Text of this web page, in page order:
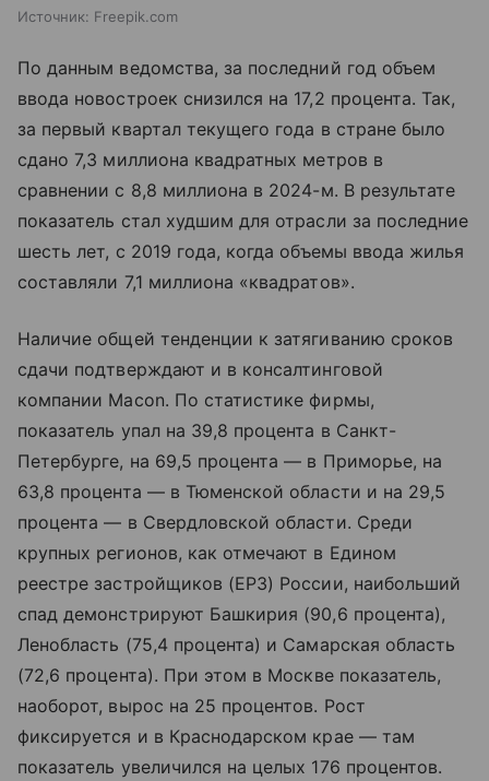
Источник: Freepik.com
По данным ведомства, за последний год объем
ввода новостроек снизился на 17,2 процента. Так,
за первый квартал текущего года в стране было
сдано 7,3 миллиона квадратных метров в
сравнении с 8,8 миллиона в 2024-м. В результате
показатель стал худшим для отрасли за последние
шесть лет, с 2019 года, когда объемы ввода жилья
составляли 7,1 миллиона «квадратов».
Наличие общей тенденции к затягиванию сроков
сдачи подтверждают и в консалтинговой
компании Macon. По статистике фирмы,
показатель упал на 39,8 процента в Санкт-
Петербурге, на 69,5 процента — в Приморье, на
63,8 процента — в Тюменской области и на 29,5
процента — в Свердловской области. Среди
крупных регионов, как отмечают в Едином
реестре застройщиков (ЕРЗ) России, наибольший
спад демонстрируют Башкирия (90,6 процента),
Ленобласть (75,4 процента) и Самарская область
(72,6 процента). При этом в Москве показатель,
наоборот, вырос на 25 процентов. Рост
фиксируется и в Краснодарском крае — там
показатель увеличился на целых 176 процентов.